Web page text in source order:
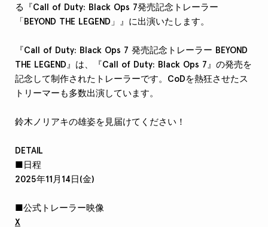
る『Call of Duty: Black Ops 7発売記念トレーラー
「BEYOND THE LEGEND」』に出演いたします。
『Call of Duty: Black Ops 7 発売記念トレーラー BEYOND
THE LEGEND』は、『Call of Duty: Black Ops 7』の発売を
記念して制作されたトレーラーです。CoDを熱狂させたス
トリーマーも多数出演しています。
鈴木ノリアキの雄姿を見届けてください！
DETAIL
■日程
2025年11月14日(金)
■公式トレーラー映像
X